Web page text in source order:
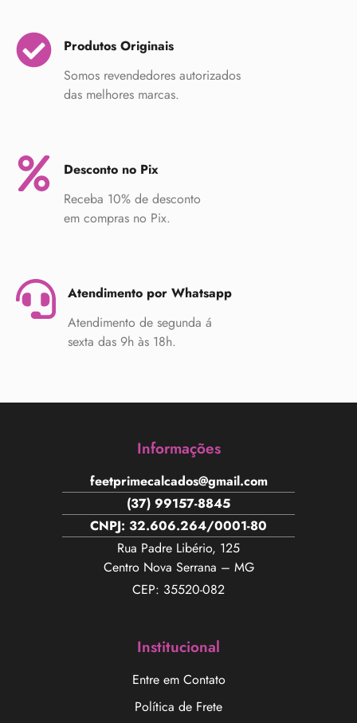
Produtos Originais
Somos revendedores autorizados
das melhores marcas.
Desconto no Pix
Receba 10% de desconto
em compras no Pix.
Atendimento por Whatsapp
Atendimento de segunda á
sexta das 9h às 18h.
Informações
feetprimecalcados@gmail.com
(37) 99157-8845
CNPJ: 32.606.264/0001-80
Rua Padre Libério, 125
Centro Nova Serrana – MG
CEP: 35520-082
Institucional
Entre em Contato
Política de Frete